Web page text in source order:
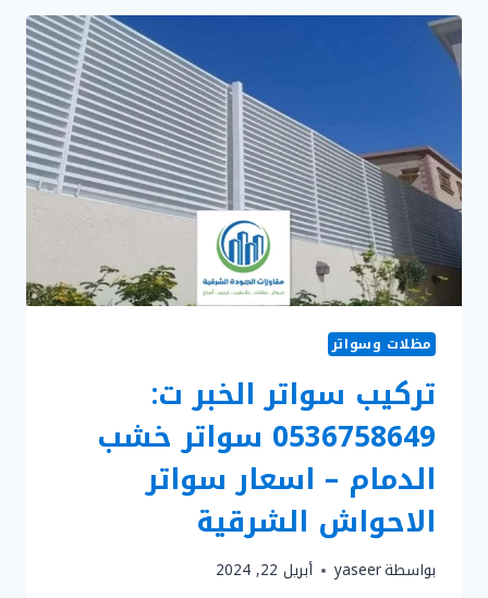
مظلات وسواتر
تركيب سواتر الخبر ت:
0536758649 سواتر خشب
الدمام – اسعار سواتر
الاحواش الشرقية
بواسطةyaseer أبريل 22, 2024